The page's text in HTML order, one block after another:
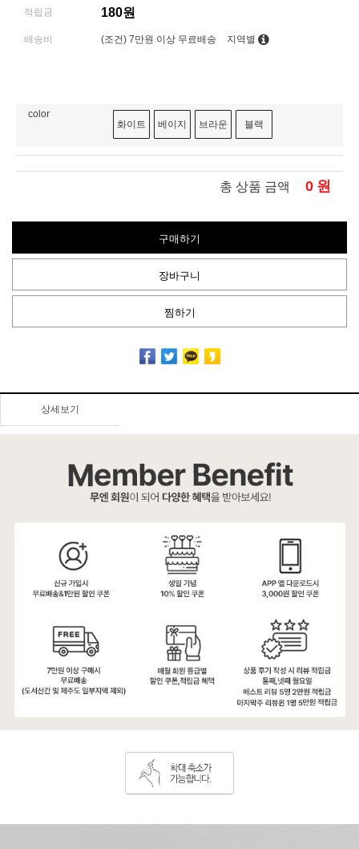
적립금 180원
배송비 (조건) 7만원 이상 무료배송 지역별
color
화이트
베이지 브라운 블랙
총 상품 금액 0 원
구매하기
장바구니
찜하기
상세보기